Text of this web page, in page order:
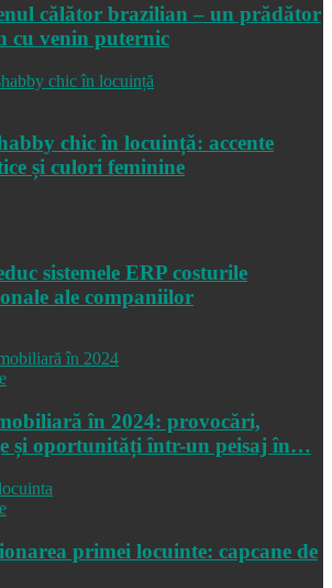
călător brazilian – un prădător
cu venin puternic
chic în locuință: accente
și culori feminine
sistemele ERP costurile
ale companiilor
în 2024: provocări,
și oportunități într-un peisaj în…
primei locuinte: capcane de